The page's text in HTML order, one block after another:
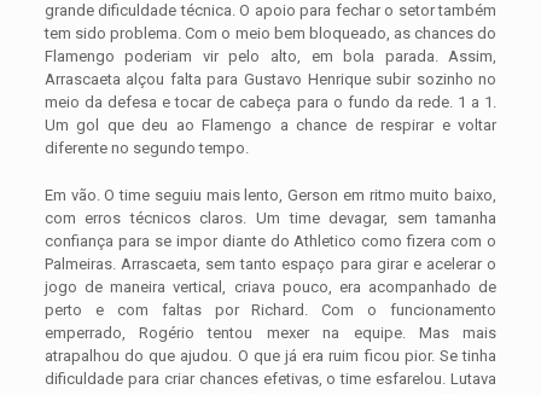
grande dificuldade técnica. O apoio para fechar o setor também
tem sido problema. Com o meio bem bloqueado, as chances do
Flamengo poderiam vir pelo alto, em bola parada. Assim,
Arrascaeta alçou falta para Gustavo Henrique subir sozinho no
meio da defesa e tocar de cabeça para o fundo da rede. 1 a 1.
Um gol que deu ao Flamengo a chance de respirar e voltar
diferente no segundo tempo.
Em vão. O time seguiu mais lento, Gerson em ritmo muito baixo,
com erros técnicos claros. Um time devagar, sem tamanha
confiança para se impor diante do Athletico como fizera com o
Palmeiras. Arrascaeta, sem tanto espaço para girar e acelerar o
jogo de maneira vertical, criava pouco, era acompanhado de
perto e com faltas por Richard. Com o funcionamento
emperrado, Rogério tentou mexer na equipe. Mas mais
atrapalhou do que ajudou. O que já era ruim ficou pior. Se tinha
dificuldade para criar chances efetivas, o time esfarelou. Lutava